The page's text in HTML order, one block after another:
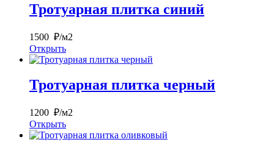
Тротуарная плитка синий
1500 ₽/м2
Открыть
Тротуарная плитка черный
1200 ₽/м2
Открыть